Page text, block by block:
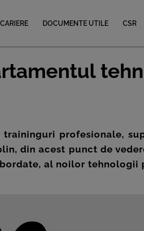
CARIERE DOCUMENTE UTILE CSR
profesionale,
din acest punct de
al noilor tehnologii